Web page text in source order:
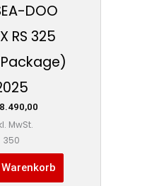
DOO
RS 325
MwSt.
350
Warenkorb